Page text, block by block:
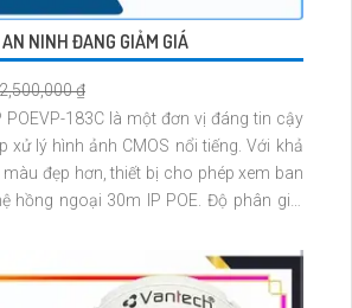
NINH ĐANG GIẢM GIÁ
2,500,000 ₫
POEVP-183C là một đơn vị đáng tin cậy
lý hình ảnh CMOS nổi tiếng. Với khả
đẹp hơn, thiết bị cho phép xem ban
ngoại 30m IP POE. Độ phân giải